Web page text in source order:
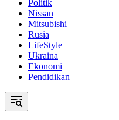
Politik
Nissan
Mitsubishi
Rusia
LifeStyle
Ukraina
Ekonomi
Pendidikan